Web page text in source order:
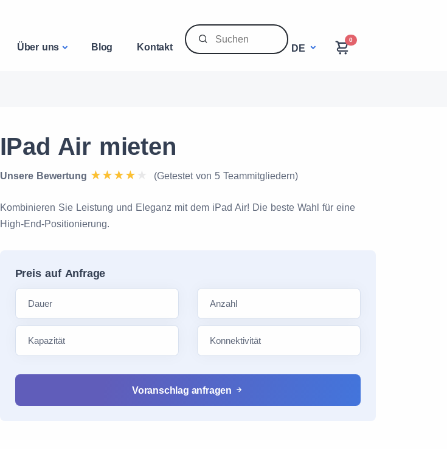
Über uns Blog Kontakt DE
0
IPad Air mieten
Unsere Bewertung (Getestet von 5 Teammitgliedern)
Kombinieren Sie Leistung und Eleganz mit dem iPad Air! Die beste Wahl für eine
High-End-Positionierung.
Preis auf Anfrage
Voranschlag anfragen